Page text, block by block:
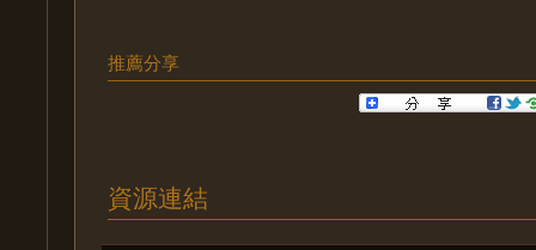
推薦分享
資源連結